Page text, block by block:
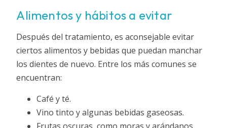
Alimentos y hábitos a evitar
Después del tratamiento, es aconsejable evitar
ciertos alimentos y bebidas que puedan manchar
los dientes de nuevo. Entre los más comunes se
encuentran:
Café y té.
Vino tinto y algunas bebidas gaseosas.
Frutas oscuras, como moras y arándanos.